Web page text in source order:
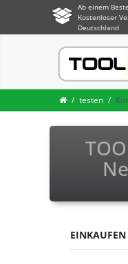
Ab einem
Kostenloser
Deutschland
testen
EINKAUFEN